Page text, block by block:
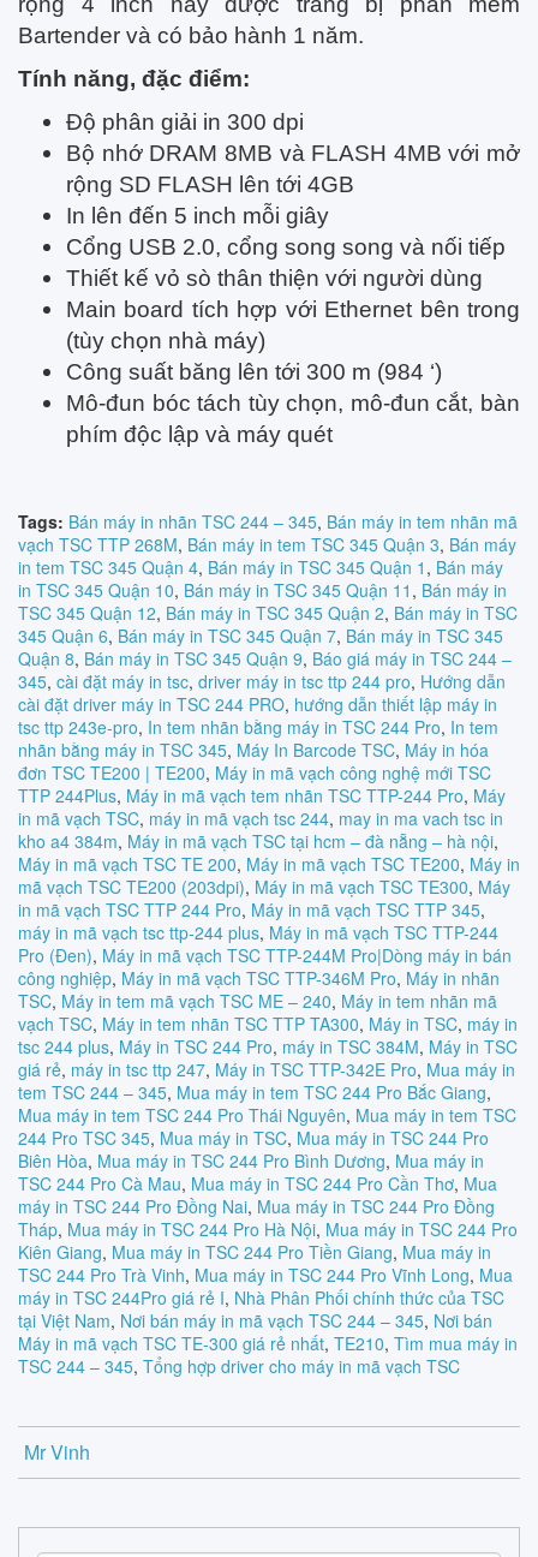
Bartender và có bảo hành 1 năm.
Tính năng, đặc điểm:
Độ phân giải in 300 dpi
Bộ nhớ DRAM 8MB và FLASH 4MB với mở
rộng SD FLASH lên tới 4GB
In lên đến 5 inch mỗi giây
Cổng USB 2.0, cổng song song và nối tiếp
Thiết kế vỏ sò thân thiện với người dùng
Main board tích hợp với Ethernet bên trong
(tùy chọn nhà máy)
Công suất băng lên tới 300 m (984 ‘)
Mô-đun bóc tách tùy chọn, mô-đun cắt, bàn
phím độc lập và máy quét
Tags: Bán máy in nhãn TSC 244 – 345, Bán máy in tem nhãn mã
vạch TSC TTP 268M, Bán máy in tem TSC 345 Quận 3, Bán máy
in tem TSC 345 Quận 4, Bán máy in TSC 345 Quận 1 , Bán máy
in TSC 345 Quận 10, Bán máy in TSC 345 Quận 11 , Bán máy in
TSC 345 Quận 12, Bán máy in TSC 345 Quận 2, Bán máy in TSC
345 Quận 6, Bán máy in TSC 345 Quận 7, Bán máy in TSC 345
Quận 8, Bán máy in TSC 345 Quận 9, Báo giá máy in TSC 244 –
345, cài đặt máy in tsc, driver máy in tsc ttp 244 pro, Hướng dẫn
cài đặt driver máy in TSC 244 PRO, hướng dẫn thiết lập máy in
tsc ttp 243e-pro, In tem nhãn bằng máy in TSC 244 Pro, In tem
nhãn bằng máy in TSC 345, Máy In Barcode TSC, Máy in hóa
đơn TSC TE200 | TE200, Máy in mã vạch công nghệ mới TSC
TTP 244Plus, Máy in mã vạch tem nhãn TSC TTP-244 Pro, Máy
in mã vạch TSC, máy in mã vạch tsc 244, may in ma vach tsc in
kho a4 384m, Máy in mã vạch TSC tại hcm – đà nẵng – hà nội,
Máy in mã vạch TSC TE 200, Máy in mã vạch TSC TE200, Máy in
mã vạch TSC TE200 (203dpi), Máy in mã vạch TSC TE300, Máy
in mã vạch TSC TTP 244 Pro, Máy in mã vạch TSC TTP 345,
máy in mã vạch tsc ttp-244 plus, Máy in mã vạch TSC TTP-244
Pro (Đen), Máy in mã vạch TSC TTP-244M Pro|Dòng máy in bán
công nghiệp, Máy in mã vạch TSC TTP-346M Pro, Máy in nhãn
TSC, Máy in tem mã vạch TSC ME – 240, Máy in tem nhãn mã
vạch TSC, Máy in tem nhãn TSC TTP TA300, Máy in TSC, máy in
tsc 244 plus, Máy in TSC 244 Pro, máy in TSC 384M, Máy in TSC
giá rẻ, máy in tsc ttp 247, Máy in TSC TTP-342E Pro, Mua máy in
tem TSC 244 – 345, Mua máy in tem TSC 244 Pro Bắc Giang,
Mua máy in tem TSC 244 Pro Thái Nguyên, Mua máy in tem TSC
244 Pro TSC 345, Mua máy in TSC, Mua máy in TSC 244 Pro
Biên Hòa, Mua máy in TSC 244 Pro Bình Dương, Mua máy in
TSC 244 Pro Cà Mau, Mua máy in TSC 244 Pro Cần Thơ, Mua
máy in TSC 244 Pro Đồng Nai, Mua máy in TSC 244 Pro Đồng
Tháp, Mua máy in TSC 244 Pro Hà Nội, Mua máy in TSC 244 Pro
Kiên Giang, Mua máy in TSC 244 Pro Tiền Giang, Mua máy in
TSC 244 Pro Trà Vinh, Mua máy in TSC 244 Pro Vĩnh Long, Mua
máy in TSC 244Pro giá rẻ I, Nhà Phân Phối chính thức của TSC
tại Việt Nam, Nơi bán máy in mã vạch TSC 244 – 345, Nơi bán
Máy in mã vạch TSC TE-300 giá rẻ nhất, TE210, Tìm mua máy in
TSC 244 – 345, Tổng hợp driver cho máy in mã vạch TSC
Mr Vinh